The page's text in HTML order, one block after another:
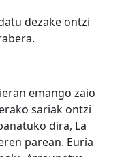
dezake ontzi
emango zaio
sariak ontzi
dira, La
parean. Euria